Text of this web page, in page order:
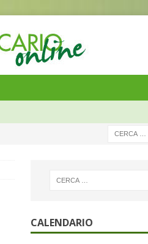
CALENDARIO